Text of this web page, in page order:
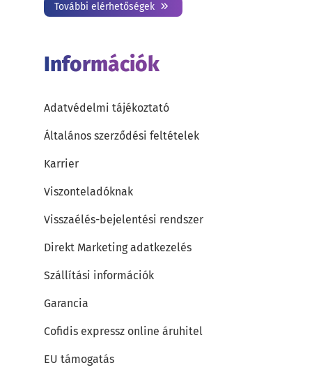
További elérhetőségek
Információk
Adatvédelmi tájékoztató
Általános szerződési feltételek
Karrier
Viszonteladóknak
Visszaélés-bejelentési rendszer
Direkt Marketing adatkezelés
Szállítási információk
Garancia
Cofidis expressz online áruhitel
EU támogatás